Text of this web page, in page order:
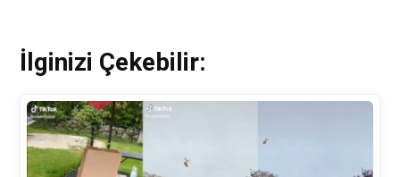
İlginizi Çekebilir: